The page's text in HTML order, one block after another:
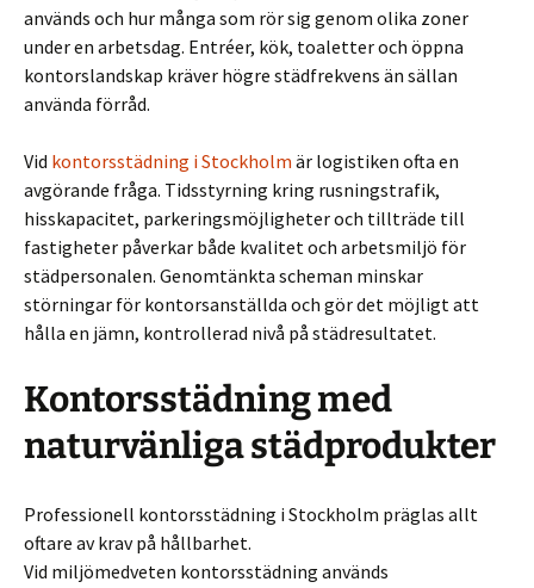
används och hur många som rör sig genom olika zoner
under en arbetsdag. Entréer, kök, toaletter och öppna
kontorslandskap kräver högre städfrekvens än sällan
använda förråd.
Vid kontorsstädning i Stockholm är logistiken ofta en
avgörande fråga. Tidsstyrning kring rusningstrafik,
hisskapacitet, parkeringsmöjligheter och tillträde till
fastigheter påverkar både kvalitet och arbetsmiljö för
städpersonalen. Genomtänkta scheman minskar
störningar för kontorsanställda och gör det möjligt att
hålla en jämn, kontrollerad nivå på städresultatet.
Kontorsstädning med
naturvänliga städprodukter
Professionell kontorsstädning i Stockholm präglas allt
oftare av krav på hållbarhet.
Vid miljömedveten kontorsstädning används